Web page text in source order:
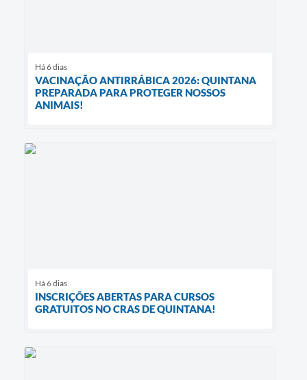
Há 6 dias
VACINAÇÃO ANTIRRÁBICA 2026: QUINTANA
PREPARADA PARA PROTEGER NOSSOS
ANIMAIS!
Há 6 dias
INSCRIÇÕES ABERTAS PARA CURSOS
GRATUITOS NO CRAS DE QUINTANA!